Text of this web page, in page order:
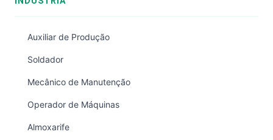
Auxiliar de Produção
Soldador
Mecânico de Manutenção
Operador de Máquinas
Almoxarife